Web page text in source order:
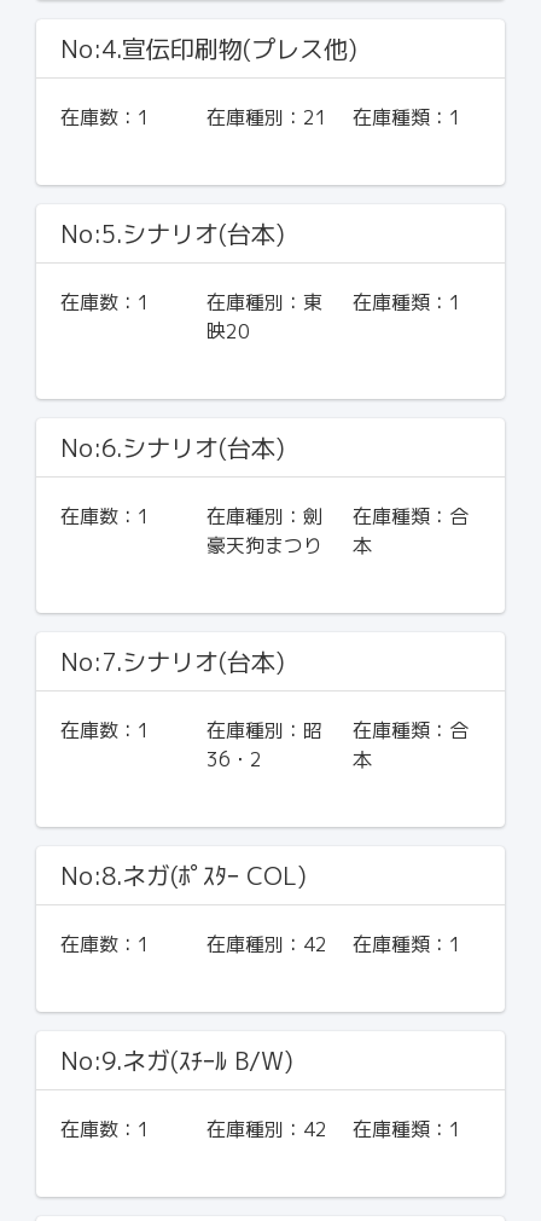
No:4.宣伝印刷物(プレス他)
在庫数： 1 在庫種別： 21 在庫種類： 1
No:5.シナリオ(台本)
在庫数： 1 在庫種別： 東
映20
在庫種類： 1
No:6.シナリオ(台本)
在庫数： 1 在庫種別： 劍
豪天狗まつり
在庫種類： 合
本
No:7.シナリオ(台本)
在庫数： 1 在庫種別： 昭
36・2
在庫種類： 合
本
No:8.ネガ(ﾎﾟｽﾀｰ COL)
在庫数： 1 在庫種別： 42 在庫種類： 1
No:9.ネガ(ｽﾁｰﾙ B/W)
在庫数： 1 在庫種別： 42 在庫種類： 1